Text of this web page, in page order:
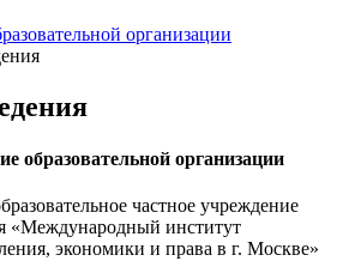
организации
образовательной организации
частное учреждение
«Международный институт
экономики и права в г. Москве»